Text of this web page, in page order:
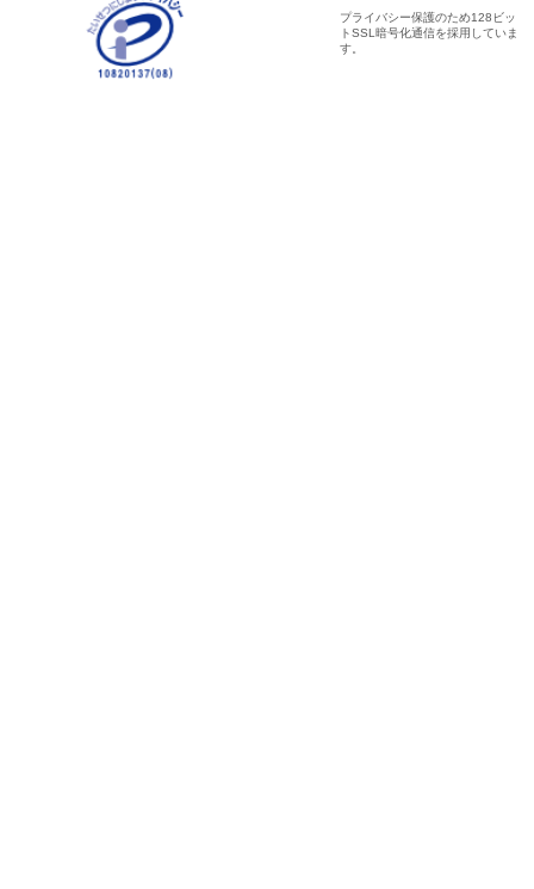
プライバシー保護のため128ビッ
トSSL暗号化通信を採用していま
す。